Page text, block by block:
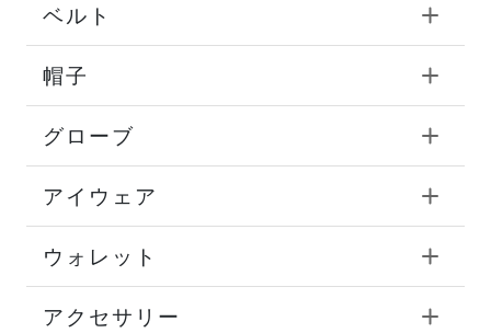
ベルト
帽子
グローブ
アイウェア
ウォレット
アクセサリー